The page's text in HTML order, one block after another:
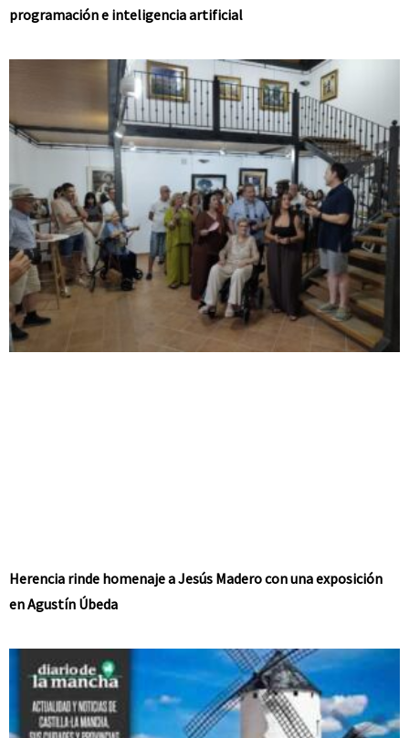
programación e inteligencia artificial
Herencia rinde homenaje a Jesús Madero con una exposición
en Agustín Úbeda